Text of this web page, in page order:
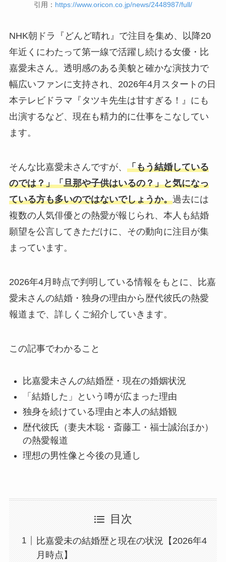
引用： https://www.oricon.co.jp/news/2448987/full/
NHK朝ドラ『どんど晴れ』で注目を集め、以降20
年近くにわたって第一線で活躍し続ける女優・比
嘉愛未さん。透明感のある美貌と確かな演技力で
幅広いファンに支持され、2026年4月スタートの日
本テレビドラマ『タツキ先生は甘すぎる！』にも
出演するなど、現在も精力的に仕事をこなしてい
ます。
そんな比嘉愛未さんですが、 「もう結婚している
のでは？」「旦那や子供はいるの？」と気になっ
ている方も多いのではないでしょうか。過去には
複数の人気俳優との熱愛が報じられ、本人も結婚
願望を公言してきただけに、その動向に注目が集
まっています。
2026年4月時点で判明している情報をもとに、比嘉
愛未さんの結婚・独身の理由から歴代彼氏の熱愛
報道まで、詳しくご紹介していきます。
この記事でわかること
比嘉愛未さんの結婚歴・現在の婚姻状況
「結婚した」という噂が広まった理由
独身を続けている理由と本人の結婚観
歴代彼氏（妻夫木聡・斎藤工・福士誠治ほか）
の熱愛報道
理想の男性像と今後の見通し
目次
比嘉愛未の結婚歴と現在の状況【2026年4
月時点】